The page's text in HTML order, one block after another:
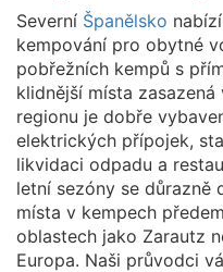
Severní Španělsko
kempování pro obytné
pobřežních kempů s
klidnější místa
regionu je dobře
elektrických přípojek,
likvidaci odpadu a
letní sezóny se důrazně
místa v kempech
oblastech jako Zarautz
Europa. Naši průvodci